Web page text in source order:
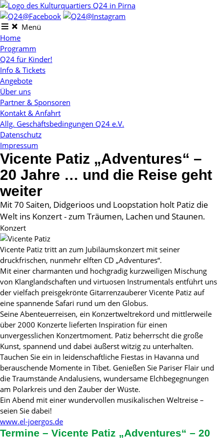
Skip
to
contentMenü
Home
Programm
Q24 für Kinder!
Info & Tickets
Angebote
Über uns
Partner & Sponsoren
Kontakt & Anfahrt
Allg. Geschäftsbedingungen Q24 e.V.
Datenschutz
Impressum
Vicente Patiz „Adventures“ –
20 Jahre … und die Reise geht
weiter
Mit 70 Saiten, Didgerioos und Loopstation holt Patiz die
Welt ins Konzert - zum Träumen, Lachen und Staunen.
Konzert
Vicente Patiz tritt an zum Jubiläumskonzert mit seiner
druckfrischen, nunmehr elften CD „Adventures“.
Mit einer charmanten und hochgradig kurzweiligen Mischung
von Klanglandschaften und virtuosen Instrumentals entführt uns
der vielfach preisgekrönte Gitarrenzauberer Vicente Patiz auf
eine spannende Safari rund um den Globus.
Seine Abenteuerreisen, ein Konzertweltrekord und mittlerweile
über 2000 Konzerte lieferten Inspiration für einen
unvergesslichen Konzertmoment. Patiz beherrscht die große
Kunst, spannend und dabei äußerst witzig zu unterhalten.
Tauchen Sie ein in leidenschaftliche Fiestas in Havanna und
berauschende Momente in Tibet. Genießen Sie Pariser Flair und
die Traumstände Andalusiens, wundersame Elchbegegnungen
am Polarkreis und den Zauber der Wüste.
Ein Abend mit einer wundervollen musikalischen Weltreise –
seien Sie dabei!
www.el-joergos.de
Termine – Vicente Patiz „Adventures“ – 20